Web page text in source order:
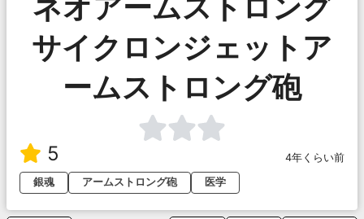
ネオアームストロング
サイクロンジェットア
ームストロング砲
5
4年くらい前
銀魂
アームストロング砲 医学